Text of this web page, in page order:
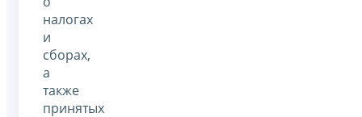
налогах
и
сборах,
а
также
принятых